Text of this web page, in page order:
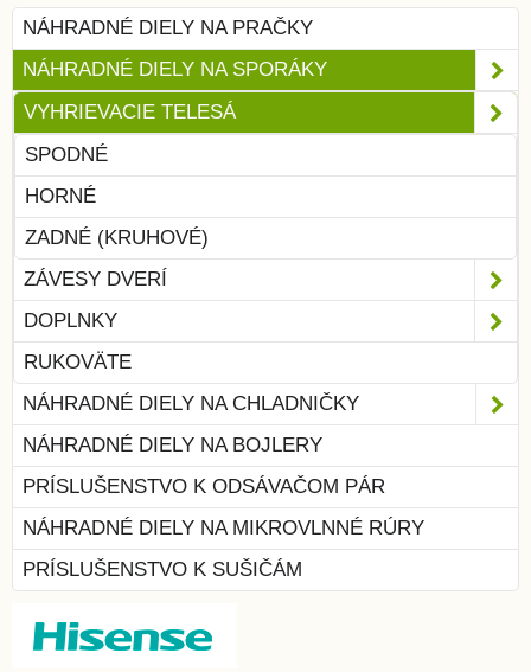
NÁHRADNÉ DIELY NA PRAČKY
NÁHRADNÉ DIELY NA SPORÁKY
VYHRIEVACIE TELESÁ
SPODNÉ
HORNÉ
ZADNÉ (KRUHOVÉ)
ZÁVESY DVERÍ
DOPLNKY
RUKOVÄTE
NÁHRADNÉ DIELY NA CHLADNIČKY
NÁHRADNÉ DIELY NA BOJLERY
PRÍSLUŠENSTVO K ODSÁVAČOM PÁR
NÁHRADNÉ DIELY NA MIKROVLNNÉ RÚRY
PRÍSLUŠENSTVO K SUŠIČÁM